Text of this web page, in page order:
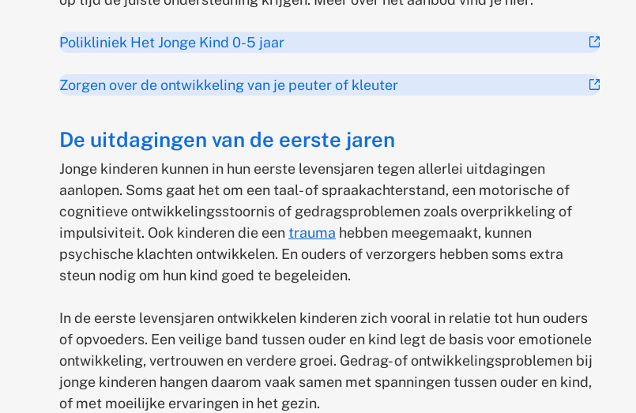
Polikliniek Het Jonge Kind 0-5 jaar
(externe
Zorgen over de ontwikkeling van je peuter of kleuter
(externe
De uitdagingen van de eerste jaren
Jonge kinderen kunnen in hun eerste levensjaren tegen allerlei uitdagingen
aanlopen. Soms gaat het om een taal- of spraakachterstand, een motorische of
cognitieve ontwikkelingsstoornis of gedragsproblemen zoals overprikkeling of
impulsiviteit. Ook kinderen die een trauma hebben meegemaakt, kunnen
psychische klachten ontwikkelen. En ouders of verzorgers hebben soms extra
steun nodig om hun kind goed te begeleiden.
In de eerste levensjaren ontwikkelen kinderen zich vooral in relatie tot hun ouders
of opvoeders. Een veilige band tussen ouder en kind legt de basis voor emotionele
ontwikkeling, vertrouwen en verdere groei. Gedrag- of ontwikkelingsproblemen bij
jonge kinderen hangen daarom vaak samen met spanningen tussen ouder en kind,
of met moeilijke ervaringen in het gezin.